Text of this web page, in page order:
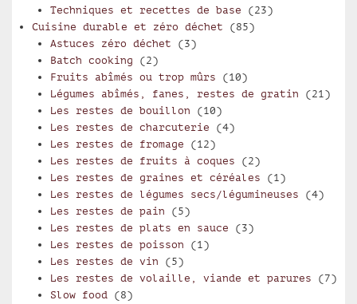
Techniques et recettes de base (23)
Cuisine durable et zéro déchet (85)
Astuces zéro déchet (3)
Batch cooking (2)
Fruits abîmés ou trop mûrs (10)
Légumes abîmés, fanes, restes de gratin (21)
Les restes de bouillon (10)
Les restes de charcuterie (4)
Les restes de fromage (12)
Les restes de fruits à coques (2)
Les restes de graines et céréales (1)
Les restes de légumes secs/légumineuses (4)
Les restes de pain (5)
Les restes de plats en sauce (3)
Les restes de poisson (1)
Les restes de vin (5)
Les restes de volaille, viande et parures (7)
Slow food (8)